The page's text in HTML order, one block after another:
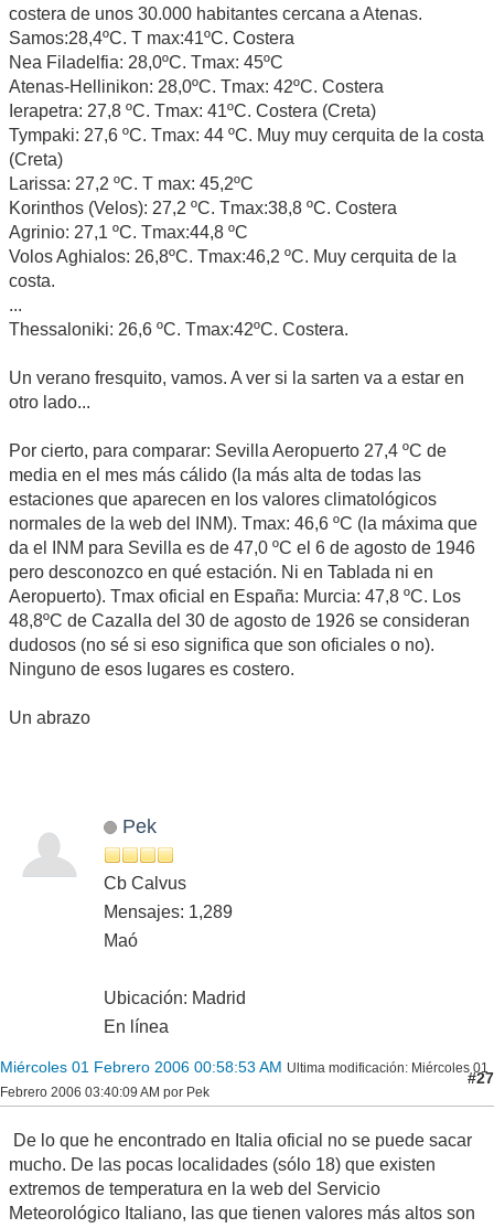
costera de unos 30.000 habitantes cercana a Atenas.
Samos:28,4ºC. T max:41ºC. Costera
Nea Filadelfia: 28,0ºC. Tmax: 45ºC
Atenas-Hellinikon: 28,0ºC. Tmax: 42ºC. Costera
Ierapetra: 27,8 ºC. Tmax: 41ºC. Costera (Creta)
Tympaki: 27,6 ºC. Tmax: 44 ºC. Muy muy cerquita de la costa
(Creta)
Larissa: 27,2 ºC. T max: 45,2ºC
Korinthos (Velos): 27,2 ºC. Tmax:38,8 ºC. Costera
Agrinio: 27,1 ºC. Tmax:44,8 ºC
Volos Aghialos: 26,8ºC. Tmax:46,2 ºC. Muy cerquita de la
costa.
...
Thessaloniki: 26,6 ºC. Tmax:42ºC. Costera.
Un verano fresquito, vamos. A ver si la sarten va a estar en
otro lado...
Por cierto, para comparar: Sevilla Aeropuerto 27,4 ºC de
media en el mes más cálido (la más alta de todas las
estaciones que aparecen en los valores climatológicos
normales de la web del INM). Tmax: 46,6 ºC (la máxima que
da el INM para Sevilla es de 47,0 ºC el 6 de agosto de 1946
pero desconozco en qué estación. Ni en Tablada ni en
Aeropuerto). Tmax oficial en España: Murcia: 47,8 ºC. Los
48,8ºC de Cazalla del 30 de agosto de 1926 se consideran
dudosos (no sé si eso significa que son oficiales o no).
Ninguno de esos lugares es costero.
Un abrazo
Pek
Cb Calvus
Mensajes: 1,289
Maó
Ubicación: Madrid
En línea
Miércoles 01 Febrero 2006 00:58:53 AM Ultima modificación: Miércoles 01
Febrero 2006 03:40:09 AM por Pek
#27
De lo que he encontrado en Italia oficial no se puede sacar
mucho. De las pocas localidades (sólo 18) que existen
extremos de temperatura en la web del Servicio
Meteorológico Italiano, las que tienen valores más altos son